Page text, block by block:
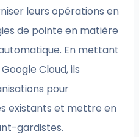
leurs opérations en
de pointe en matière
En mettant
Cloud, ils
pour
existants et mettre en
gardistes.